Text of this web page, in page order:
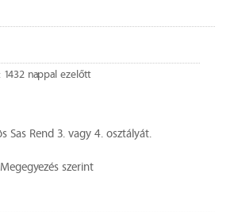
: 1432 nappal ezelőtt
Sas Rend 3. vagy 4. osztályát.
szerint